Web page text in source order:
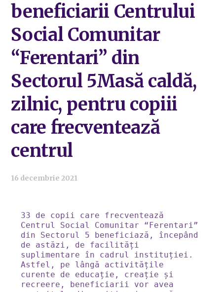
beneficiarii Centrului
Social Comunitar
“Ferentari” din
Sectorul 5Masă caldă,
zilnic, pentru copiii
care frecventează
centrul
16 decembrie 2021
33 de copii care frecventează
Centrul Social Comunitar “Ferentari”
din Sectorul 5 beneficiază, începând
de astăzi, de facilități
suplimentare în cadrul instituției.
Astfel, pe lângă activitățile
curente de educație, creație și
recreere, beneficiarii vor avea